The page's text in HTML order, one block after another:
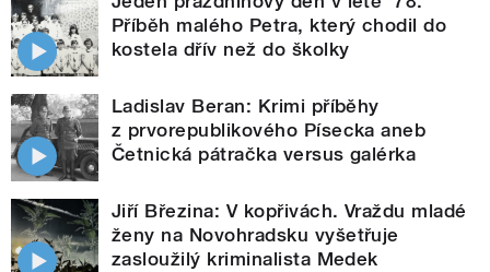
Příběh malého Petra, který chodil do
kostela dřív než do školky
Ladislav Beran: Krimi příběhy
z prvorepublikového Písecka aneb
Četnická pátračka versus galérka
Jiří Březina: V kopřivách. Vraždu mladé
ženy na Novohradsku vyšetřuje
zasloužilý kriminalista Medek